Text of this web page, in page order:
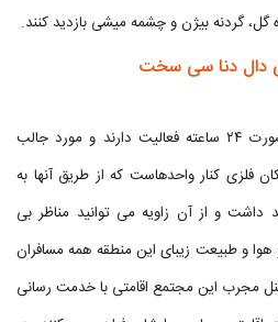
گل، گردنه بیژن و چشمه میشی بازدید کنند.
دال دنا سی سخت
در قسمت پذیرش این هتل به صورت ۲۴ ساعته فعالیت دارند و مورد جالب
فلزی کنار واحدهاست که از طریق آنها به
و از آن زاویه می توانید مناظر بی
و طبیعت زیبای این منطقه همه مسافران
مجرب این مجتمع اقامتی با خدمت رسانی